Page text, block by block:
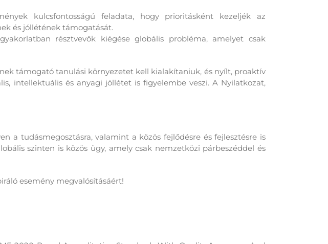
kulcsfontosságú feladata, hogy prioritásként kezeljék az
és jóllétének támogatását.
résztvevők kiégése globális probléma, amelyet csak
támogató tanulási környezetet kell kialakítaniuk, és nyílt, proaktív
intellektuális és anyagi jóllétet is figyelembe veszi. A Nyilatkozat,
a tudásmegosztásra,valamint a közös fejlődésre és fejlesztésre is
szinten is közös ügy, amely csak nemzetközi párbeszéddel és
esemény megvalósításáért!